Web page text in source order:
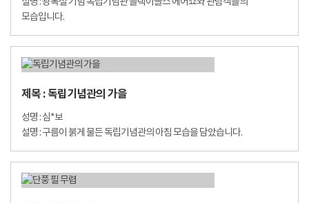
모습입니다.
제목 : 독립기념관의 가을
성명 : 심*보
설명 : 구름이 붉게 물든 독립기념관의 아침 모습을 담았습니다.